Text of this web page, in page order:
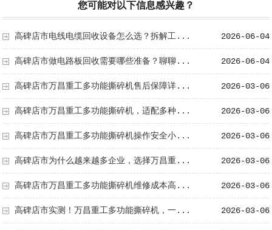
您可能对以下信息感兴趣？
2026-06-04
高碑店市电线电缆回收设备怎么选？拆解工...
2026-06-04
高碑店市做电路板回收需要哪些准备？聊聊...
2026-03-06
高碑店市万昌重工多功能撕碎机售后保障详...
2026-03-06
高碑店市万昌重工多功能撕碎机，适配多种...
2026-03-06
高碑店市万昌重工多功能撕碎机操作安全小...
2026-03-06
高碑店市为什么越来越多企业，选择万昌重...
2026-03-06
高碑店市万昌重工多功能撕碎机维修成本高...
2026-03-06
高碑店市实测！万昌重工多功能撕碎机，一...